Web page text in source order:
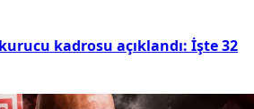
kadrosu açıklandı: İşte 32